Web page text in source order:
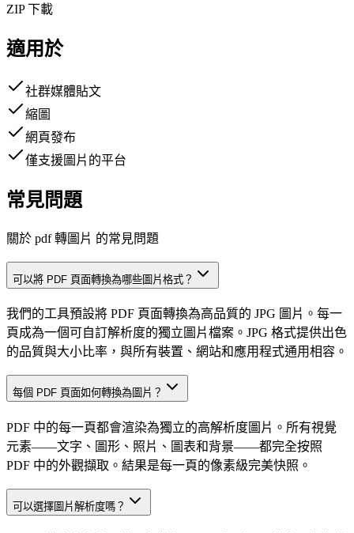
ZIP 下載
適用於
社群媒體貼文
縮圖
網頁發布
僅支援圖片的平台
常見問題
關於 pdf 轉圖片 的常見問題
可以將 PDF 頁面轉換為哪些圖片格式？
我們的工具預設將 PDF 頁面轉換為高品質的 JPG 圖片。每一
頁成為一個可自訂解析度的獨立圖片檔案。JPG 格式提供出色
的品質與大小比率，與所有裝置、網站和應用程式通用相容。
每個 PDF 頁面如何轉換為圖片？
PDF 中的每一頁都會渲染為獨立的高解析度圖片。所有視覺
元素——文字、圖形、照片、圖表和背景——都完全按照
PDF 中的外觀擷取。結果是每一頁的像素級完美快照。
可以選擇圖片解析度嗎？